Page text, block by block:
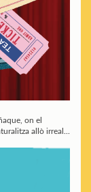
on el
allò irreal...